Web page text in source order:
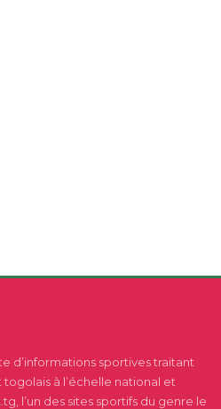
d’informations sportives traitant
à l’échelle national et
l’un des sites sportifs du genre le